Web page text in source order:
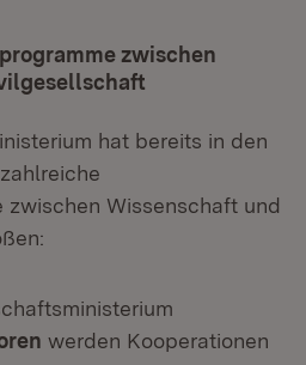
zwischen
hat bereits in den
Wissenschaft und
werden Kooperationen